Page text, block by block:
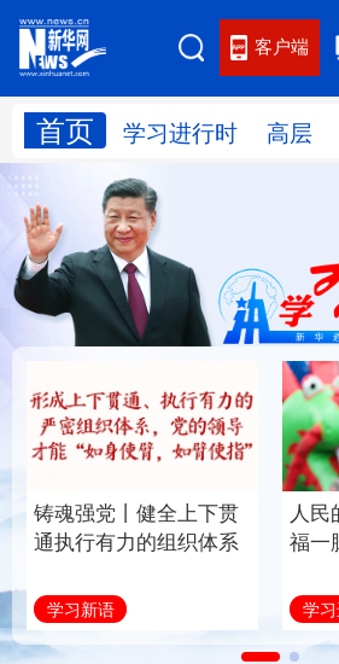
客户端
首页 学习进行时 高层
网站地图
学习进行时
国际 财经 网
思客智库 全球
科技 科创 量
文化 书画 健
访谈 视频 图
信
铸魂强党丨健全上下贯
通执行有力的组织体系
学习新语
人
福一
学